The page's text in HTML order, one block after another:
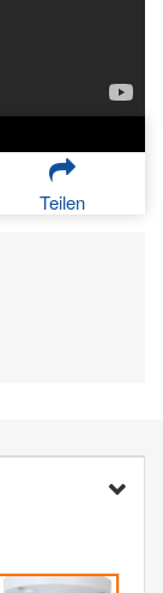
Teilen